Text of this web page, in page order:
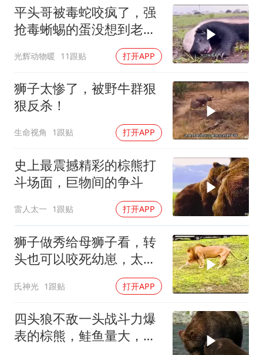
乘客脱鞋散发异味 司机提醒反被怼
日本籍女网红在韩直播时自杀身亡
恩比德变瘦引热议
总书记关心百姓身边这些民生大事
平头哥被毒蛇咬疯了，强
抢毒蜥蜴的蛋没想到老婆
光辉动物暖 11跟贴 打开APP
狮子太惨了，被野牛群狠
狠反杀！
生命视角 1跟贴 打开APP
史上最震撼精彩的棕熊打
斗场面，巨物间的争斗
雷人太一 1跟贴 打开APP
狮子做秀给母狮子看，转
头也可以咬死幼崽，太凶
氏神光 1跟贴 打开APP
四头狼不敌一头战斗力爆
表的棕熊，鲑鱼量大，可